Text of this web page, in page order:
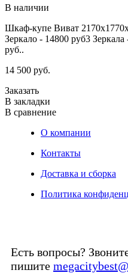
В наличии
Шкаф-купе Виват
Зеркало - 14800 руб3
руб..
14 500 руб.
Заказать
В закладки
В сравнение
О компании
Контакты
Доставка и сборка
Политика
Есть вопросы?
пишите